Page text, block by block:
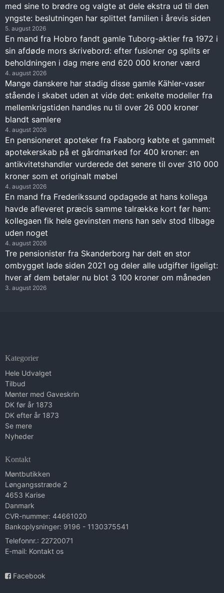
med sine to brødre og valgte at dele ekstra ud til den
yngste: beslutningen har splittet familien i årevis siden
5. august 2026
En mand fra Hobro fandt gamle Tuborg-aktier fra 1972 i
sin afdøde mors skrivebord: efter fusioner og splits er
beholdningen i dag mere end 620 000 kroner værd
4. august 2026
Mange danskere har stadig disse gamle Kähler-vaser
stående i skabet uden at vide det: enkelte modeller fra
mellemkrigstiden handles nu til over 26 000 kroner
blandt samlere
4. august 2026
En pensioneret apoteker fra Faaborg købte et gammelt
apotekerskab på et gårdmarked for 400 kroner: en
antikvitetshandler vurderede det senere til over 310 000
kroner som et originalt møbel
4. august 2026
En mand fra Frederikssund opdagede at hans kollega
havde afleveret præcis samme talrække kort før ham:
kollegaen fik hele gevinsten mens han selv stod tilbage
uden noget
4. august 2026
Tre pensionister fra Skanderborg har delt en stor
ombygget lade siden 2021 og deler alle udgifter ligeligt:
hver af dem betaler nu blot 3 100 kroner om måneden
3. august 2026
Kategorier
Hele Udvalget
Tilbud
Mønter med Gaveskrin
DK før år 1873
DK efter år 1873
Se mere
Nyheder
Kontakt
Møntbutikken
Løngangsstræde 2
4653 Karise
Danmark
CVR-nummer: 44661020
Bankoplysninger: 9196 - 1130375541
Telefonnr.: 22720071
E-mail: Kontakt os
Facebook